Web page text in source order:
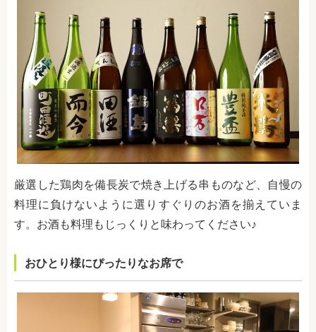
厳選した鶏肉を備長炭で焼き上げる串ものなど、自慢の
料理に負けないように選りすぐりのお酒を揃えていま
す。お酒も料理もじっくりと味わってください♪
おひとり様にぴったりなお席で